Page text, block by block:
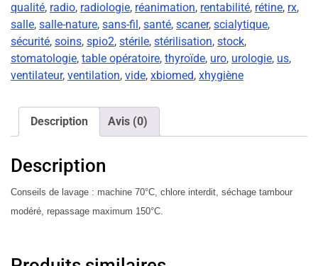
qualité, radio, radiologie, réanimation, rentabilité, rétine, rx,
salle, salle-nature, sans-fil, santé, scaner, scialytique,
sécurité, soins, spio2, stérile, stérilisation, stock,
stomatologie, table opératoire, thyroïde, uro, urologie, us,
ventilateur, ventilation, vide, xbiomed, xhygiène
Description Avis (0)
Description
Conseils de lavage : machine 70°C, chlore interdit, séchage tambour
modéré, repassage maximum 150°C.